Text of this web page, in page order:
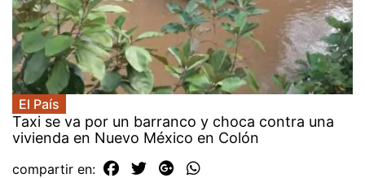
El País
Taxi se va por un barranco y choca contra una
vivienda en Nuevo México en Colón
compartir en: